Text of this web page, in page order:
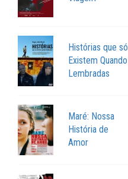
Histórias que só
Existem Quando
Lembradas
Maré: Nossa
História de
Amor